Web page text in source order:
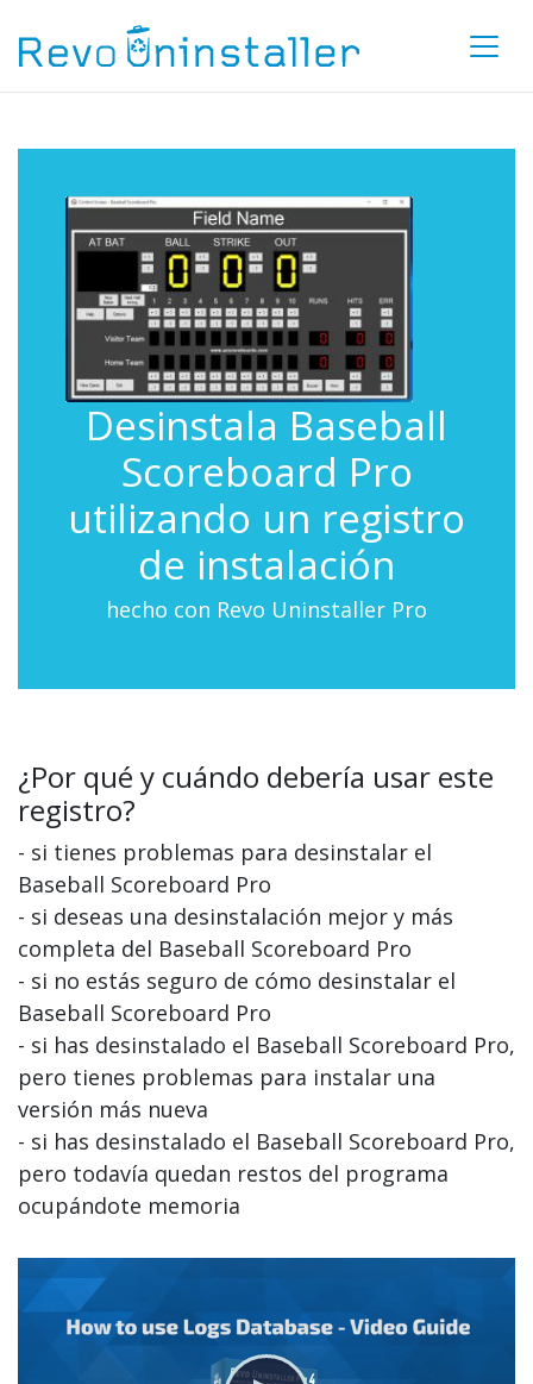
Desinstala Baseball
Scoreboard Pro
utilizando un registro
de instalación
hecho con Revo Uninstaller Pro
¿Por qué y cuándo debería usar este
registro?
- si tienes problemas para desinstalar el
Baseball Scoreboard Pro
- si deseas una desinstalación mejor y más
completa del Baseball Scoreboard Pro
- si no estás seguro de cómo desinstalar el
Baseball Scoreboard Pro
- si has desinstalado el Baseball Scoreboard Pro,
pero tienes problemas para instalar una
versión más nueva
- si has desinstalado el Baseball Scoreboard Pro,
pero todavía quedan restos del programa
ocupándote memoria